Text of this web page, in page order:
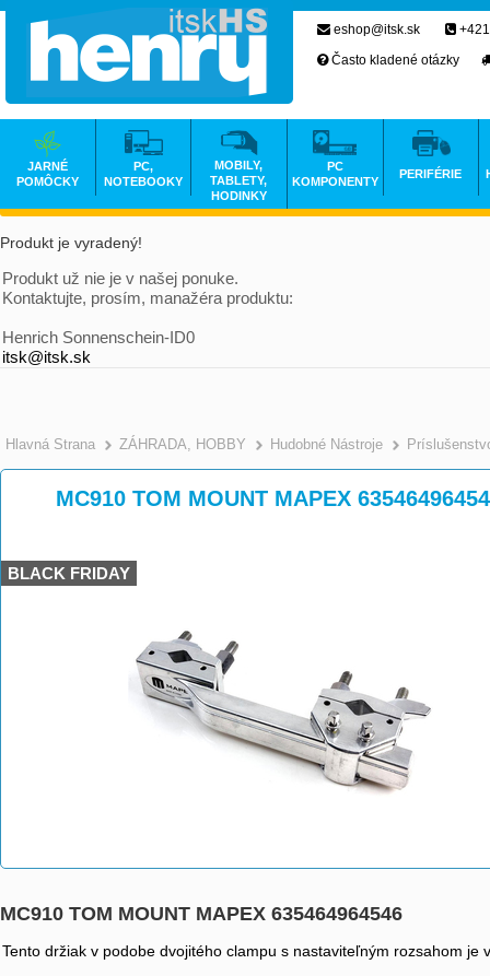
Produkt je vyradený!
Produkt už nie je v našej ponuke.
Kontaktujte, prosím, manažéra produktu:
Henrich Sonnenschein-ID0
itsk@itsk.sk
Hlavná Strana >
ZÁHRADA, HOBBY >
Hudobné Nástroje
MC910 TOM MOUNT MAPEX
BLACK FRIDAY
MC910 TOM MOUNT MAPEX 635464964546
Tento držiak v podobe dvojitého clampu s nastaviteľným rozsahom je
eshop@itsk.sk
Často kladené otázky
JARNÉ
POMÔCKY
PC,
NOTEBOOKY
MOBILY,
TABLETY,
HODINKY
PC
KOMPONENTY
PERIFÉRIE